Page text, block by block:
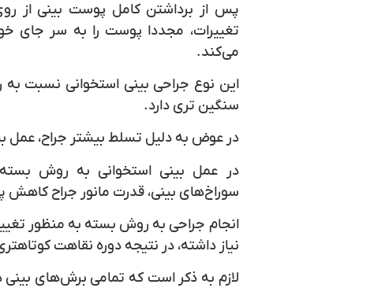
پس از برداشتن کامل پوست بینی از
تغییرات، مجددا پوست را به سر جای
می‌کند.
این نوع جراحی بینی استخوانی نسبت
سنگین تری دارد.
در عوض به دلیل تسلط بیشتر جراح،
در عمل بینی استخوانی به روش
سوراخ‌های بینی، قدرت مانور جراح کاهش
انجام جراحی به روش بسته به منظور
نیاز داشته، در نتیجه دوره نقاهت
لازم به ذکر است که تمامی برش‌های